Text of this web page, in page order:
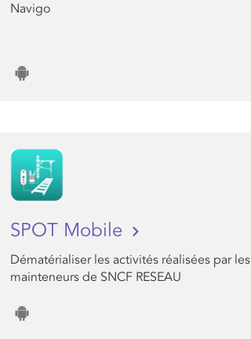
Navigo
SPOT Mobile
Dématérialiser les activités réalisées par les
mainteneurs de SNCF RESEAU